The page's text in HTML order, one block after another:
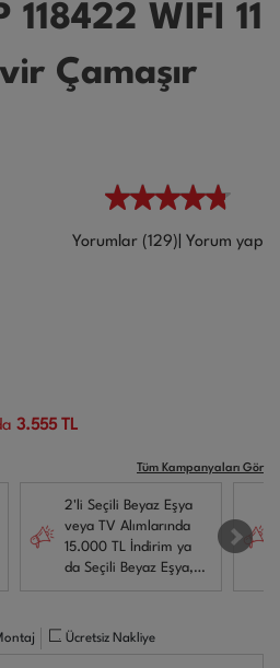
118422 WIFI 11
Çamaşır
Yorumlar (129) Yorum yap
3.555 TL
Tüm Kampanyaları Gör
2'li Seçili Beyaz Eşya
veya TV Alımlarında
15.000 TL İndirim ya
da Seçili Beyaz Eşya,
Makinesi veya Derin
Ücretsiz Nakliye